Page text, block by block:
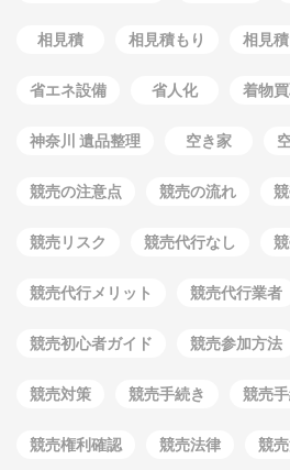
相見積 相見積もり 相見積
省エネ設備 省人化 着物
神奈川 遺品整理 空き家
競売の注意点 競売の流れ
競売リスク 競売代行なし
競売代行メリット 競売代行業者
競売初心者ガイド 競売参加方法
競売対策 競売手続き 競売
競売権利確認 競売法律 競